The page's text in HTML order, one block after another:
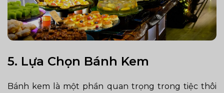
5. Lựa Chọn Bánh Kem
Bánh kem là một phần quan trọng trong tiệc thôi